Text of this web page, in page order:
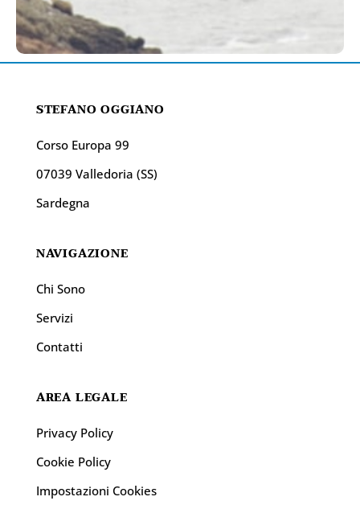
STEFANO OGGIANO
Corso Europa 99
07039 Valledoria (SS)
Sardegna
NAVIGAZIONE
Chi Sono
Servizi
Contatti
AREA LEGALE
Privacy Policy
Cookie Policy
Impostazioni Cookies